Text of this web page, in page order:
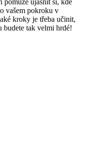
vašem pokroku v
kroky je třeba učinit,
budete tak velmi hrdé!